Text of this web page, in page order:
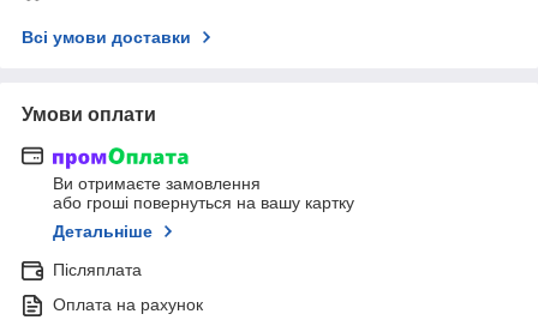
Всі умови доставки
Умови оплати
Ви отримаєте замовлення
або гроші повернуться на вашу картку
Детальніше
Післяплата
Оплата на рахунок